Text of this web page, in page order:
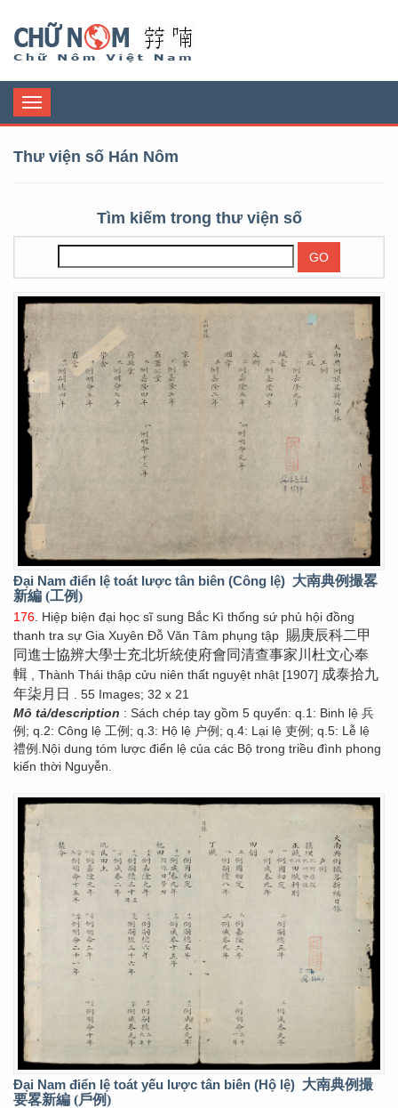
Toggle
navigation
Thư viện số Hán Nôm
Tìm kiếm trong thư viện số
Đại Nam điển lệ toát lược tân biên (Công lệ) 大南典例撮畧
新編 (工例)
176 . Hiệp biện đại học sĩ sung Bắc Kì thống sứ phủ hội đồng
thanh tra sự Gia Xuyên Đỗ Văn Tâm phụng tập 賜庚辰科二甲
同進士協辨大學士充北圻統使府會同清查事家川杜文心奉
輯 , Thành Thái thập cửu niên thất nguyệt nhật [1907] 成泰拾九
年柒月日
. 55 Images; 32 x 21
Mô tả/description : Sách chép tay gồm 5 quyển: q.1: Binh lệ 兵
例; q.2: Công lệ 工例; q.3: Hộ lệ 户例; q.4: Lại lệ 吏例; q.5: Lễ lệ
禮例.Nội dung tóm lược điển lệ của các Bộ trong triều đình phong
kiến thời Nguyễn.
Đại Nam điển lệ toát yếu lược tân biên (Hộ lệ) 大南典例撮
要畧新編 (戶例)